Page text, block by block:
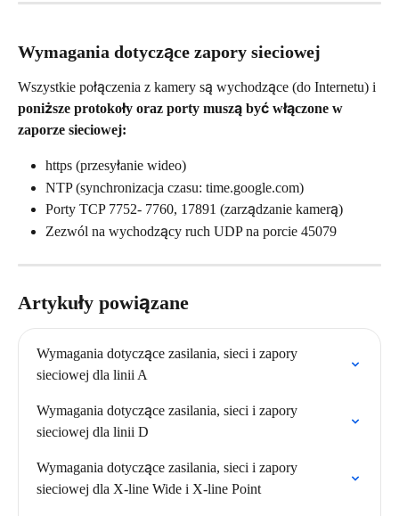
Wymagania dotyczące zapory sieciowej
Wszystkie połączenia z kamery są wychodzące (do Internetu) i
poniższe protokoły oraz porty muszą być włączone w
zaporze sieciowej:
https (przesyłanie wideo)
NTP (synchronizacja czasu: time.google.com)
Porty TCP 7752- 7760, 17891 (zarządzanie kamerą)
Zezwól na wychodzący ruch UDP na porcie 45079
Artykuły powiązane
Wymagania dotyczące zasilania, sieci i zapory
sieciowej dla linii A
Wymagania dotyczące zasilania, sieci i zapory
sieciowej dla linii D
Wymagania dotyczące zasilania, sieci i zapory
sieciowej dla X-line Wide i X-line Point